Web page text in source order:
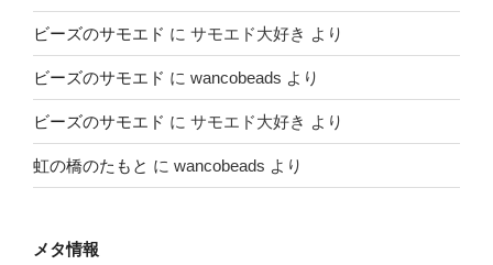
ビーズのサモエド に サモエド大好き より
ビーズのサモエド に wancobeads より
ビーズのサモエド に サモエド大好き より
虹の橋のたもと に wancobeads より
メタ情報